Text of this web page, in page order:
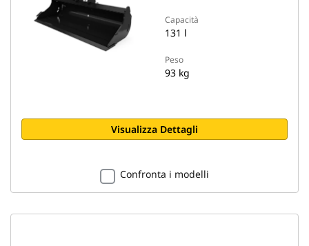
Capacità
131 l
Peso
93 kg
Visualizza Dettagli
Confronta i modelli